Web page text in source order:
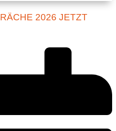
2026 JETZT